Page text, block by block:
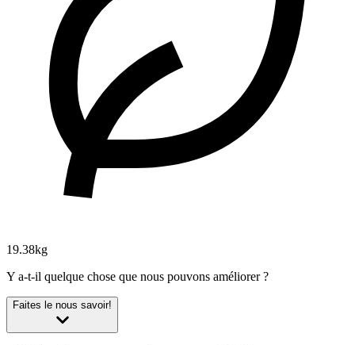
19.38kg
Y a-t-il quelque chose que nous pouvons améliorer ?
Faites le nous savoir!